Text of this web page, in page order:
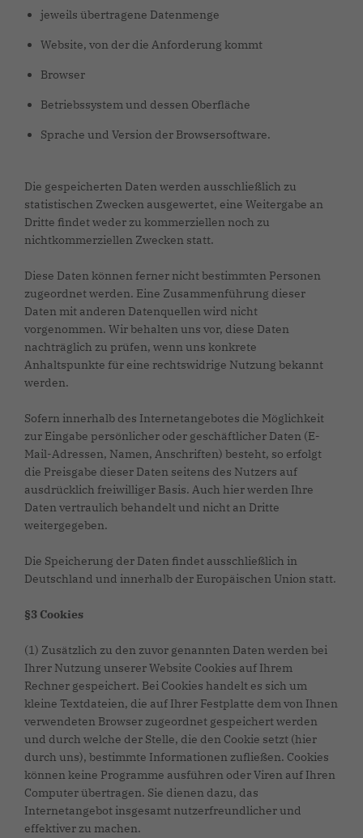
jeweils übertragene Datenmenge
Website, von der die Anforderung kommt
Browser
Betriebssystem und dessen Oberfläche
Sprache und Version der Browsersoftware.
Die gespeicherten Daten werden ausschließlich zu
statistischen Zwecken ausgewertet, eine Weitergabe an
Dritte findet weder zu kommerziellen noch zu
nichtkommerziellen Zwecken statt.
Diese Daten können ferner nicht bestimmten Personen
zugeordnet werden. Eine Zusammenführung dieser
Daten mit anderen Datenquellen wird nicht
vorgenommen. Wir behalten uns vor, diese Daten
nachträglich zu prüfen, wenn uns konkrete
Anhaltspunkte für eine rechtswidrige Nutzung bekannt
werden.
Sofern innerhalb des Internetangebotes die Möglichkeit
zur Eingabe persönlicher oder geschäftlicher Daten (E-
Mail-Adressen, Namen, Anschriften) besteht, so erfolgt
die Preisgabe dieser Daten seitens des Nutzers auf
ausdrücklich freiwilliger Basis. Auch hier werden Ihre
Daten vertraulich behandelt und nicht an Dritte
weitergegeben.
Die Speicherung der Daten findet ausschließlich in
Deutschland und innerhalb der Europäischen Union statt.
§3 Cookies
(1) Zusätzlich zu den zuvor genannten Daten werden bei
Ihrer Nutzung unserer Website Cookies auf Ihrem
Rechner gespeichert. Bei Cookies handelt es sich um
kleine Textdateien, die auf Ihrer Festplatte dem von Ihnen
verwendeten Browser zugeordnet gespeichert werden
und durch welche der Stelle, die den Cookie setzt (hier
durch uns), bestimmte Informationen zufließen. Cookies
können keine Programme ausführen oder Viren auf Ihren
Computer übertragen. Sie dienen dazu, das
Internetangebot insgesamt nutzerfreundlicher und
effektiver zu machen.